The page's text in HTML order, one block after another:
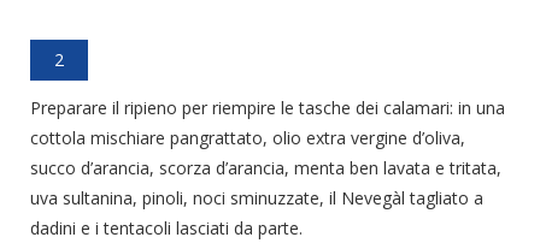
2
Preparare il ripieno per riempire le tasche dei calamari: in una
cottola mischiare pangrattato, olio extra vergine d’oliva,
succo d’arancia, scorza d’arancia, menta ben lavata e tritata,
uva sultanina, pinoli, noci sminuzzate, il Nevegàl tagliato a
dadini e i tentacoli lasciati da parte.